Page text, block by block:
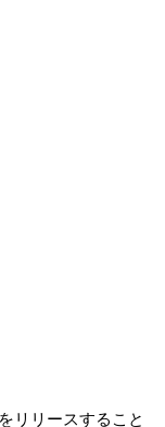
リリースすること